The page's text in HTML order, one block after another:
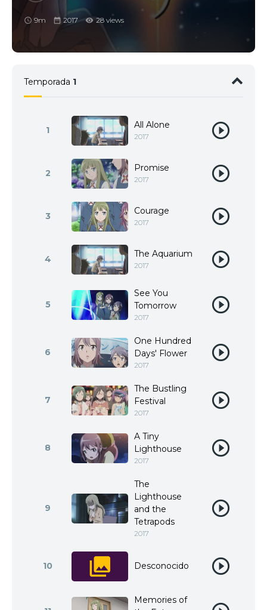
9m 2017 28 views
Temporada 1
1 All Alone
2017
2 Promise
2017
3 Courage
2017
4 The Aquarium
2017
5
See You
Tomorrow
2017
6
One Hundred
Days' Flower
2017
7
The Bustling
Festival
2017
8
A Tiny
Lighthouse
2017
9
The
Lighthouse
and the
Tetrapods
2017
10 Desconocido
Memories of